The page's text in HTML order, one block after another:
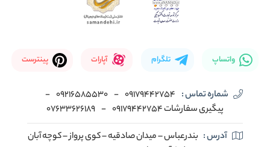
واتساپ تلگرام آپارات پینترست
شماره تماس : 09179442754
-
09216585530
-
پیگیری سفارشات 09179442754
-
07633626189
آدرس : بندرعباس – میدان صادقیه – کوی پرواز – کوچه آبان